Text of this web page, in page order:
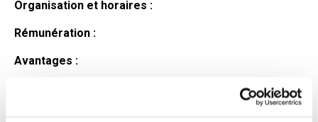
Organisation et horaires :
Rémunération :
Avantages :